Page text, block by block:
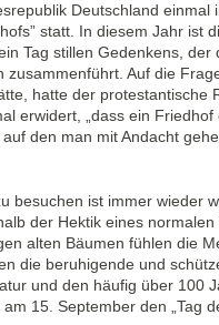
Deutschland einmal
statt. In diesem Jahr ist
Tag stillen Gedenkens, der
zusammenführt. Auf die
hatte der protestantische
erwidert, „dass ein Friedhof
den man mit Andacht
besuchen ist immer wieder
der Hektik eines normalen
alten Bäumen fühlen die
die beruhigende und
und den häufig über 100
15. September den „Tag